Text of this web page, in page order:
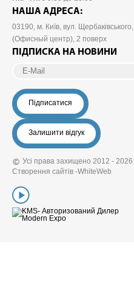
НАША АДРЕСА:
03190, м. Київ, вул.
(Офисный центр), 2 поверх
ПІДПИСКА НА НОВИНИ
Підписатися
Залишити відгук
Усі права захищено 2012 - 2026
Створення сайтів -WhiteWeb